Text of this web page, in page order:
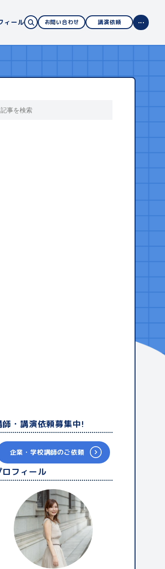
ィール お問い合わせ 講演依頼
サイトの使い方
高等学校 情報科
師・講演依頼募集中!
企業・学校講師のご依頼
ロフィール